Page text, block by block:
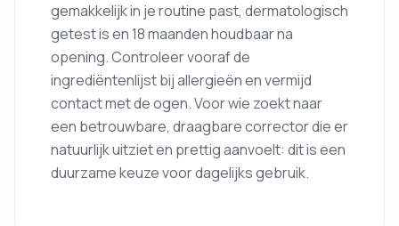
gemakkelijk in je routine past, dermatologisch
getest is en 18 maanden houdbaar na
opening. Controleer vooraf de
ingrediëntenlijst bij allergieën en vermijd
contact met de ogen. Voor wie zoekt naar
een betrouwbare, draagbare corrector die er
natuurlijk uitziet en prettig aanvoelt: dit is een
duurzame keuze voor dagelijks gebruik.